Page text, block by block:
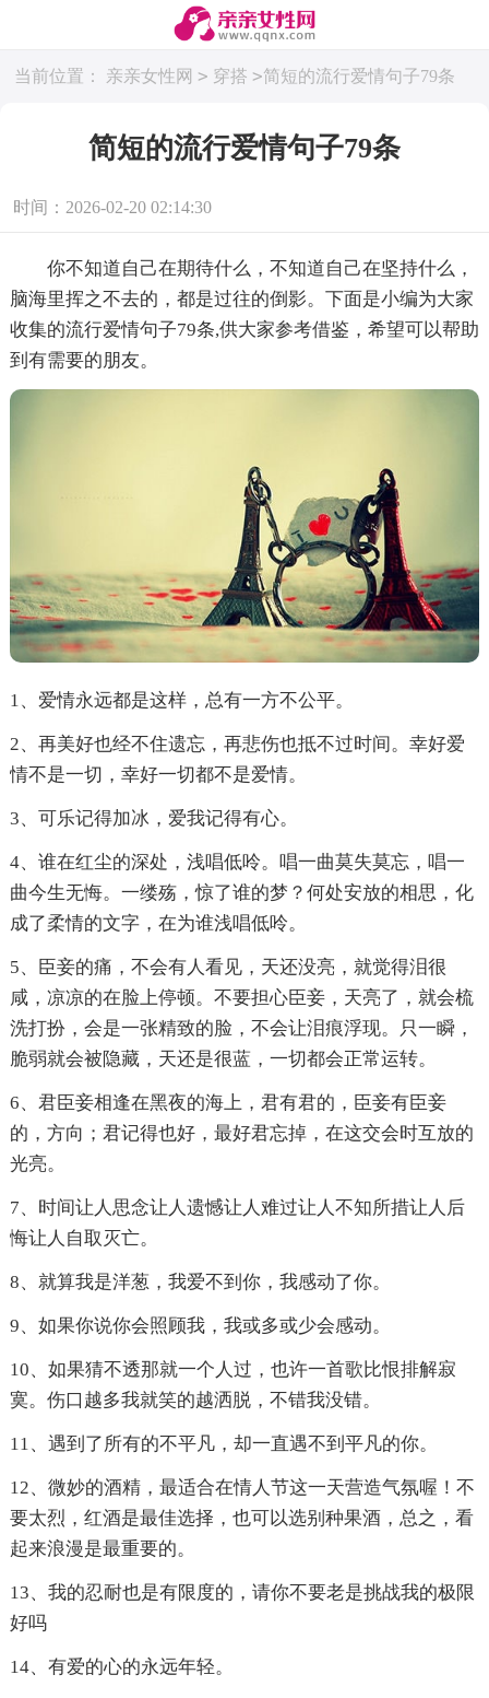
当前位置： 亲亲女性网 > 穿搭 >简短的流行爱情句子79条
简短的流行爱情句子79条
时间：2026-02-20 02:14:30
你不知道自己在期待什么，不知道自己在坚持什么，
脑海里挥之不去的，都是过往的倒影。下面是小编为大家
收集的流行爱情句子79条,供大家参考借鉴，希望可以帮助
到有需要的朋友。
1、爱情永远都是这样，总有一方不公平。
2、再美好也经不住遗忘，再悲伤也抵不过时间。幸好爱
情不是一切，幸好一切都不是爱情。
3、可乐记得加冰，爱我记得有心。
4、谁在红尘的深处，浅唱低呤。唱一曲莫失莫忘，唱一
曲今生无悔。一缕殇，惊了谁的梦？何处安放的相思，化
成了柔情的文字，在为谁浅唱低呤。
5、臣妾的痛，不会有人看见，天还没亮，就觉得泪很
咸，凉凉的在脸上停顿。不要担心臣妾，天亮了，就会梳
洗打扮，会是一张精致的脸，不会让泪痕浮现。只一瞬，
脆弱就会被隐藏，天还是很蓝，一切都会正常运转。
6、君臣妾相逢在黑夜的海上，君有君的，臣妾有臣妾
的，方向；君记得也好，最好君忘掉，在这交会时互放的
光亮。
7、时间让人思念让人遗憾让人难过让人不知所措让人后
悔让人自取灭亡。
8、就算我是洋葱，我爱不到你，我感动了你。
9、如果你说你会照顾我，我或多或少会感动。
10、如果猜不透那就一个人过，也许一首歌比恨排解寂
寞。伤口越多我就笑的越洒脱，不错我没错。
11、遇到了所有的不平凡，却一直遇不到平凡的你。
12、微妙的酒精，最适合在情人节这一天营造气氛喔！不
要太烈，红酒是最佳选择，也可以选别种果酒，总之，看
起来浪漫是最重要的。
13、我的忍耐也是有限度的，请你不要老是挑战我的极限
好吗
14、有爱的心的永远年轻。